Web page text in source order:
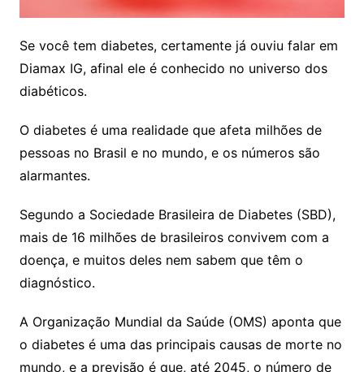
Se você tem diabetes, certamente já ouviu falar em
Diamax IG, afinal ele é conhecido no universo dos
diabéticos.
O diabetes é uma realidade que afeta milhões de
pessoas no Brasil e no mundo, e os números são
alarmantes.
Segundo a Sociedade Brasileira de Diabetes (SBD),
mais de 16 milhões de brasileiros convivem com a
doença, e muitos deles nem sabem que têm o
diagnóstico.
A Organização Mundial da Saúde (OMS) aponta que
o diabetes é uma das principais causas de morte no
mundo, e a previsão é que, até 2045, o número de